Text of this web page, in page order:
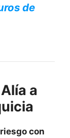
de
a
con